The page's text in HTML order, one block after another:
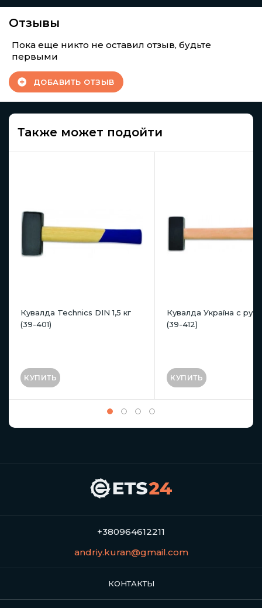
Отзывы
Пока еще никто не оставил отзыв, будьте
первыми
ДОБАВИТЬ ОТЗЫВ
Также может подойти
Кувалда Technics DIN 1,5 кг
(39-401)
КУПИТЬ
Кувалда Україна с
(39-412)
КУПИТЬ
+380964612211
andriy.kuran@gmail.com
КОНТАКТЫ